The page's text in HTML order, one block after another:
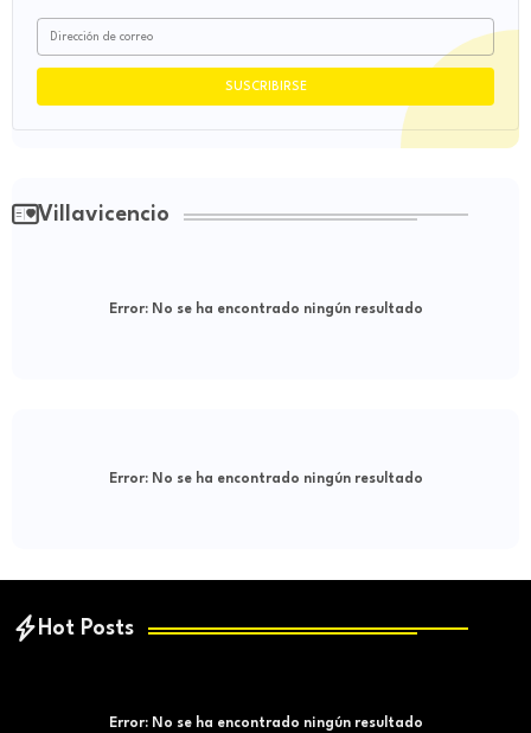
Villavicencio
Error:No se ha encontrado ningún resultado
Error:No se ha encontrado ningún resultado
Hot Posts
Error:No se ha encontrado ningún resultado